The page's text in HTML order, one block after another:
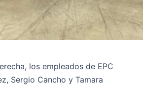
los empleados de EPC
Sergio Cancho y Tamara